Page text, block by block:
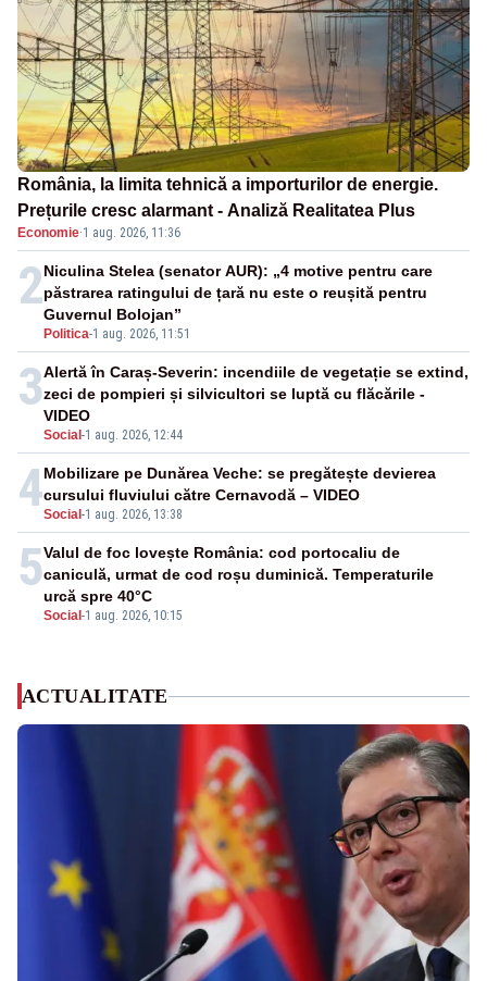
România, la limita tehnică a importurilor de energie.
Prețurile cresc alarmant - Analiză Realitatea Plus
Economie·1 aug. 2026, 11:36
2
Politica-1 aug. 2026, 11:51
Niculina Stelea (senator AUR): „4 motive pentru care
păstrarea ratingului de țară nu este o reușită pentru
Guvernul Bolojan”
3
Social -1 aug. 2026, 12:44
Alertă în Caraș-Severin: incendiile de vegetație se extind,
zeci de pompieri și silvicultori se luptă cu flăcările -
VIDEO
4Social -1 aug. 2026, 13:38
Mobilizare pe Dunărea Veche: se pregătește devierea
cursului fluviului către Cernavodă – VIDEO
5
Social -1 aug. 2026, 10:15
Valul de foc lovește România: cod portocaliu de
caniculă, urmat de cod roșu duminică. Temperaturile
urcă spre 40°C
ACTUALITATE